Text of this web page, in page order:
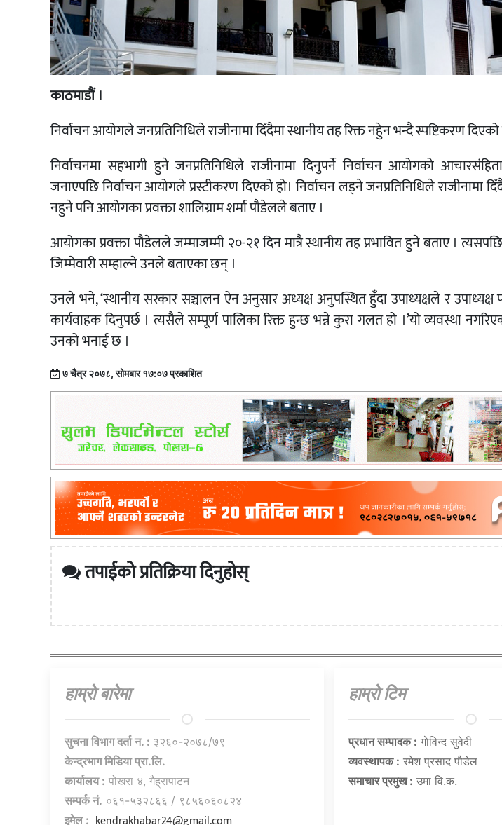
काठमाडौं ।
निर्वाचन आयोगले जनप्रतिनिधिले राजीनामा दिँदैमा स्थानीय तह रिक्त नहुेन भन्दै स्पष्टिकरण
निर्वाचनमा सहभागी हुने जनप्रतिनिधिले राजीनामा दिनुपर्ने निर्वाचन आयोगको
जनाएपछि निर्वाचन आयोगले प्रस्टीकरण दिएको हो। निर्वाचन लड्ने जनप्रतिनिधिले राजीनामा
नहुने पनि आयोगका प्रवक्ता शालिग्राम शर्मा पौडेलले बताए ।
आयोगका प्रवक्ता पौडेलले जम्माजम्मी २०-२१ दिन मात्रै स्थानीय तह प्रभावित हुने बताए ।
जिम्मेवारी सम्हाल्ने उनले बताएका छन् ।
उनले भने, ‘स्थानीय सरकार सञ्चालन ऐन अनुसार अध्यक्ष अनुपस्थित हुँदा उपाध्यक्षले र
कार्यवाहक दिनुपर्छ । त्यसैले सम्पूर्ण पालिका रिक्त हुन्छ भन्ने कुरा गलत हो ।’यो व्यवस्था
उनको भनाई छ ।
७ चैत्र २०७८, सोमबार १७:०७ प्रकाशित
तपाईको प्रतिक्रिया दिनुहोस्
हाम्राे बारेमा
सुचना विभाग दर्ता न. : ३२६०-२०७८/७९
केन्द्रभाग मिडिया प्रा.लि.
कार्यालय : पोखरा ४, गैह्रापाटन
सम्पर्क नं. ०६१-५३२८६६ / ९८५६०६०८२४
इमेल : kendrakhabar24@gmail.com
हाम्राे टिम
प्रधान सम्पादक : गाेविन्द सुवेदी
व्यवस्थापक : रमेश प्रसाद पौडेल
समाचार प्रमुख : उमा वि.क.